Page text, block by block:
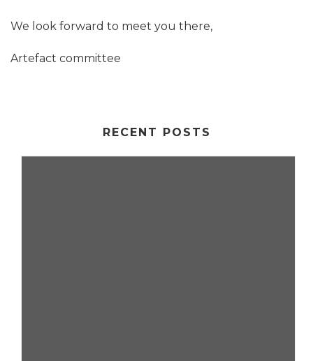
We look forward to meet you there,
Artefact committee
RECENT POSTS